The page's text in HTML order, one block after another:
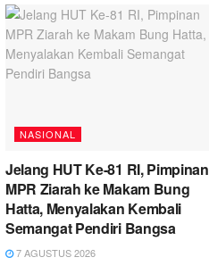
NASIONAL
Jelang HUT Ke-81 RI, Pimpinan
MPR Ziarah ke Makam Bung
Hatta, Menyalakan Kembali
Semangat Pendiri Bangsa
7 AGUSTUS 2026